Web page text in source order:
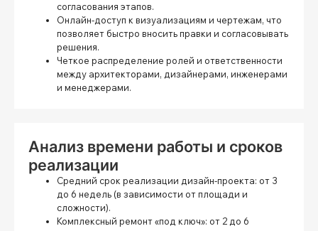
согласования этапов.
Онлайн-доступ к визуализациям и чертежам, что
позволяет быстро вносить правки и согласовывать
решения.
Четкое распределение ролей и ответственности
между архитекторами, дизайнерами, инженерами
и менеджерами.
Анализ времени работы и сроков
реализации
Средний срок реализации дизайн-проекта: от 3
до 6 недель (в зависимости от площади и
сложности).
Комплексный ремонт «под ключ»: от 2 до 6